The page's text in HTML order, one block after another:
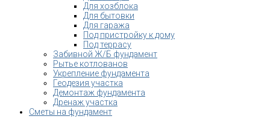
Для хозблока
Для бытовки
Для гаража
Под пристройку к дому
Под террасу
Забивной Ж/Б фундамент
Рытье котлованов
Укрепление фундамента
Геодезия участка
Демонтаж фундамента
Дренаж участка
Сметы на фундамент